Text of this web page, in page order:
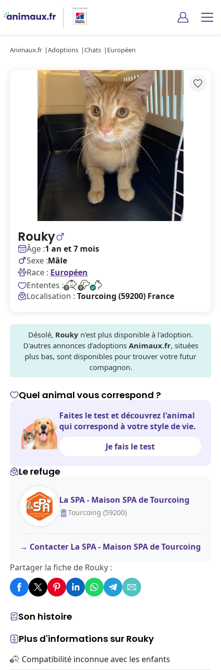
Animaux.fr Adoptions Chats Européen
Rouky
Âge :1 an et 7 mois
Sexe :Mâle
Race : Européen
Ententes :
Localisation : Tourcoing (59200) France
Désolé, Rouky n'est plus disponible à l'adoption.
D'autres annonces d'adoptions Animaux.fr, situées
plus bas, sont disponibles pour trouver votre futur
compagnon.
Son histoire
Plus d'informations sur Rouky
Compatibilité inconnue avec les enfants
Quel animal vous correspond ?
Faites le test et découvrez l'animal
qui correspond à votre style de vie.
Je fais le test
Le refuge
La SPA - Maison SPA de Tourcoing
Tourcoing (59200)
Contacter La SPA - Maison SPA de Tourcoing
Partager la fiche de Rouky :